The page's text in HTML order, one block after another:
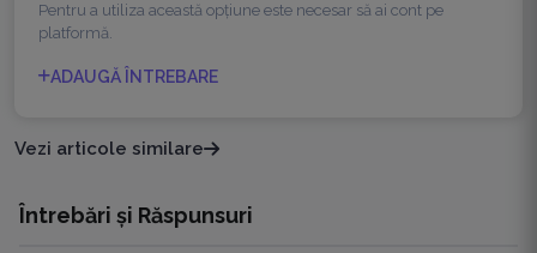
Pentru a utiliza această opțiune este necesar să ai cont pe
platformă.
ADAUGĂ ÎNTREBARE
Vezi articole similare
Întrebări și Răspunsuri